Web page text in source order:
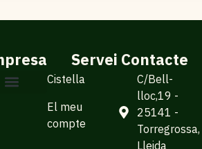
Servei
Cistella
El meu
compte
Contacte
C/Bell-
lloc,19 -
25141 -
Torregrossa,
Lleida